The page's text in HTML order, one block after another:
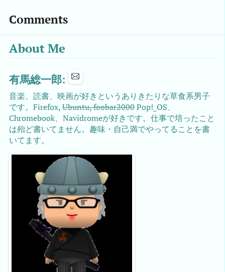
Comments
About Me
有馬総一郎:
音楽、読書、映画が好きというありきたりな草食系男子
です。Firefox,Ubuntu, foobar2000Pop!_OS、
Chromebook、Navidromeが好きです。仕事で培ったこと
は殆ど書いてません。趣味・自己満でやってることを書
いてます。